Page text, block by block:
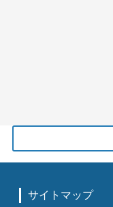
サイトマップ